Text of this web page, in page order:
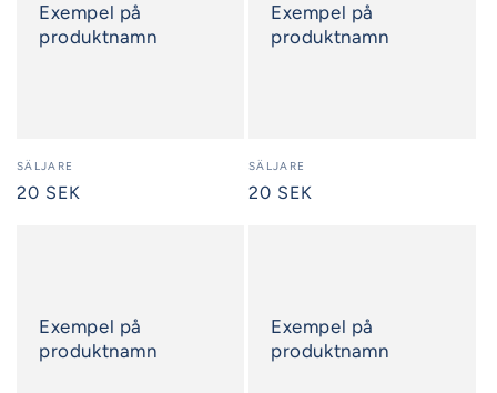
Exempel på
produktnamn
Säljare:
SÄLJARE
Ordinarie
20 SEK
Exempel på
produktnamn
Säljare:
SÄLJARE
Ordinarie
20 SEK
Exempel på
produktnamn
Exempel på
produktnamn